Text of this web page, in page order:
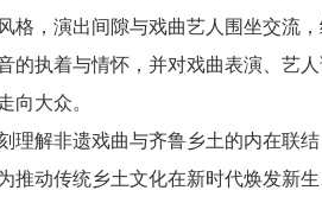
格，演出间隙与戏曲艺人围坐交流
的执着与情怀，并对戏曲表演、艺
向大众。
解非遗戏曲与齐鲁乡土的内在联结
推动传统乡土文化在新时代焕发新